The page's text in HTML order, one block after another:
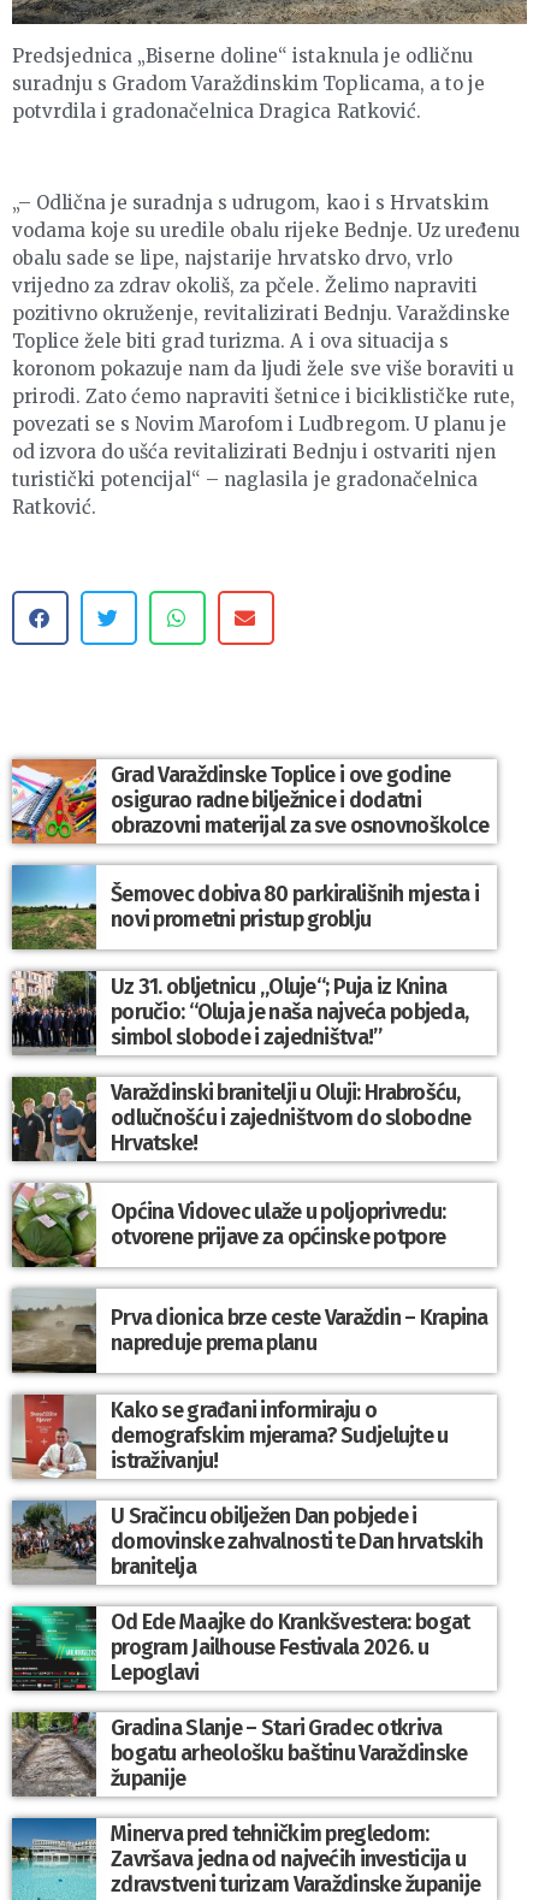
Predsjednica „Biserne doline“ istaknula je odličnu
suradnju s Gradom Varaždinskim Toplicama, a to je
potvrdila i gradonačelnica Dragica Ratković.
„– Odlična je suradnja s udrugom, kao i s Hrvatskim
vodama koje su uredile obalu rijeke Bednje. Uz uređenu
obalu sade se lipe, najstarije hrvatsko drvo, vrlo
vrijedno za zdrav okoliš, za pčele. Želimo napraviti
pozitivno okruženje, revitalizirati Bednju. Varaždinske
Toplice žele biti grad turizma. A i ova situacija s
koronom pokazuje nam da ljudi žele sve više boraviti u
prirodi. Zato ćemo napraviti šetnice i biciklističke rute,
povezati se s Novim Marofom i Ludbregom. U planu je
od izvora do ušća revitalizirati Bednju i ostvariti njen
turistički potencijal“ – naglasila je gradonačelnica
Ratković.
Grad Varaždinske Toplice i ove godine
osigurao radne bilježnice i dodatni
obrazovni materijal za sve osnovnoškolce
Šemovec dobiva 80 parkirališnih mjesta i
novi prometni pristup groblju
Uz 31. obljetnicu „Oluje“; Puja iz Knina
poručio: “Oluja je naša najveća pobjeda,
simbol slobode i zajedništva!”
Varaždinski branitelji u Oluji: Hrabrošću,
odlučnošću i zajedništvom do slobodne
Hrvatske!
Općina Vidovec ulaže u poljoprivredu:
otvorene prijave za općinske potpore
Prva dionica brze ceste Varaždin – Krapina
napreduje prema planu
Kako se građani informiraju o
demografskim mjerama? Sudjelujte u
istraživanju!
U Sračincu obilježen Dan pobjede i
domovinske zahvalnosti te Dan hrvatskih
branitelja
Od Ede Maajke do Krankšvestera: bogat
program Jailhouse Festivala 2026. u
Lepoglavi
Gradina Slanje – Stari Gradec otkriva
bogatu arheološku baštinu Varaždinske
županije
Minerva pred tehničkim pregledom:
Završava jedna od najvećih investicija u
zdravstveni turizam Varaždinske županije